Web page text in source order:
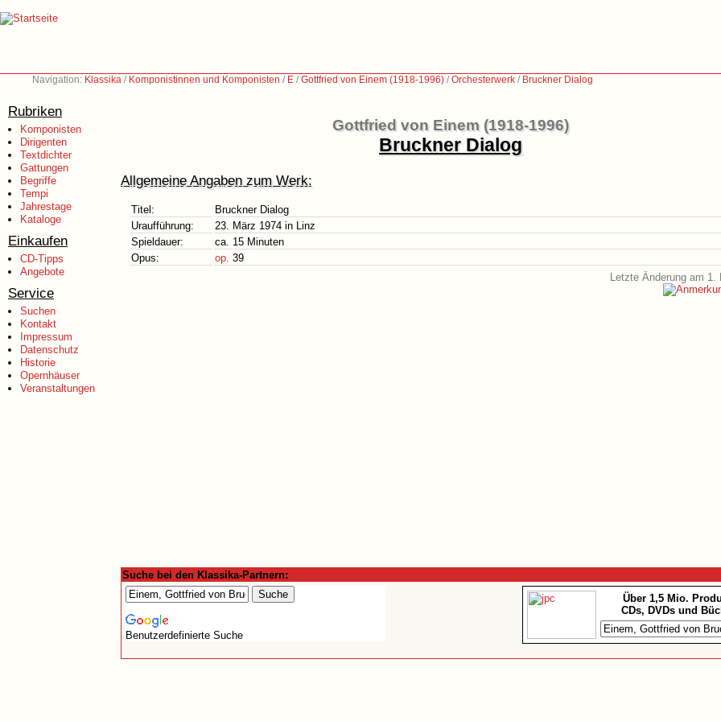
Navigation: Klassika / Komponistinnen und Komponisten / E /Gottfried von Einem (1918-1996) /Orchesterwerk / Bruckner Dialog
Rubriken
Komponisten
Dirigenten
Textdichter
Gattungen
Begriffe
Tempi
Jahrestage
Kataloge
Einkaufen
CD-Tipps
Angebote
Service
Suchen
Kontakt
Impressum
Datenschutz
Historie
Opernhäuser
Veranstaltungen
Gottfried von Einem (1918-1996)
Bruckner Dialog
Allgemeine Angaben zum Werk:
Titel:
Bruckner Dialog
Uraufführung:
23. März 1974 in Linz
Spieldauer:
ca. 15 Minuten
Opus:
op. 39
Letzte Änderung am 1.
Suche bei den Klassika-Partnern:
Benutzerdefinierte Suche
Über 1,5 Mio.
CDs, DVDs und